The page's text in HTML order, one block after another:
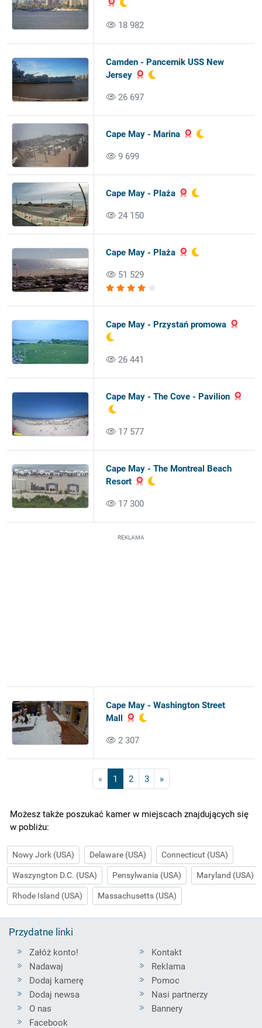
18 982
Camden - Pancernik USS New
Jersey
26 697
Cape May - Marina
9 699
Cape May - Plaża
24 150
Cape May - Plaża
51 529
Cape May - Przystań promowa
26 441
Cape May - The Cove - Pavilion
17 577
Cape May - The Montreal Beach
Resort
17 300
REKLAMA
Cape May - Washington Street
Mall
2 307
« 1 2 3 »
Możesz także poszukać kamer w miejscach znajdujących się
w pobliżu:
Nowy Jork (USA) Delaware (USA) Connecticut (USA)
Waszyngton D.C. (USA) Pensylwania (USA) Maryland (USA)
Rhode Island (USA) Massachusetts (USA)
Przydatne linki
Załóż konto!
Nadawaj
Dodaj kamerę
Dodaj newsa
O nas
Kontakt
Reklama
Pomoc
Nasi partnerzy
Bannery
Facebook